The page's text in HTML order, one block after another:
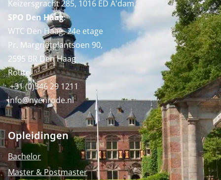
Keizersgracht 285, 1016 ED A'dam
SPO Den Haag:
WTC Den Haag, 24e etage
Pr. Margrietplantsoen 90,
2595 BR Den Haag
Route
+31 (0)346 29 1211
info@nyenrode.nl
Opleidingen
Bachelor
Master & Postmaster